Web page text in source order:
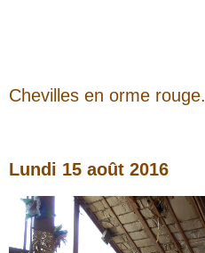
Chevilles en orme rouge.
Lundi 15 août 2016